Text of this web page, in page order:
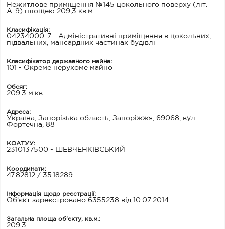
Нежитлове приміщення №145 цокольного поверху (літ.
А-9) площею 209,3 кв.м
Класифікація:
04234000-7 - Адміністративні приміщення в цокольних,
підвальних, мансардних частинах будівлі
Класифікатор державного майна:
101 - Окреме нерухоме майно
Обсяг:
209.3 м.кв.
Адреса:
Україна, Запорізька область, Запоріжжя, 69068, вул.
Фортечна, 88
КОАТУУ:
2310137500 - ШЕВЧЕНКІВСЬКИЙ
Координати:
47.82812 / 35.18289
Інформація щодо реєстрації:
Об’єкт зареєстровано 6355238 від 10.07.2014
Загальна площа об'єкту, кв.м.:
209.3